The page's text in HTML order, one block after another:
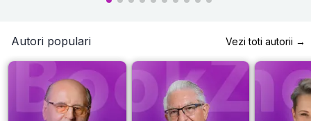
Autori populari Vezi toti autorii →